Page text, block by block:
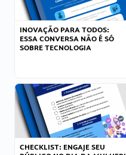
INOVAÇÃO PARA TODOS:
ESSA CONVERSA NÃO É SÓ
SOBRE TECNOLOGIA
CHECKLIST: ENGAJE SEU